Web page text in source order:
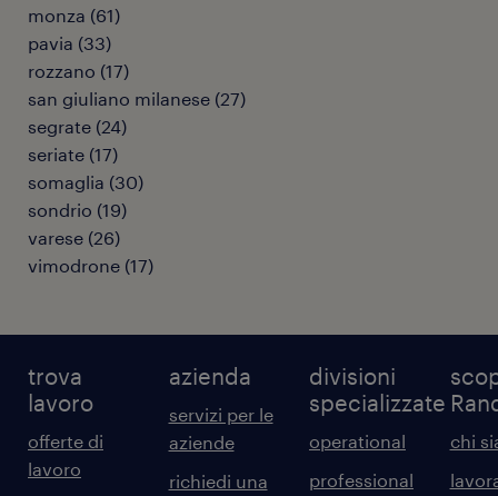
monza (61)
pavia (33)
rozzano (17)
san giuliano milanese (27)
segrate (24)
seriate (17)
somaglia (30)
sondrio (19)
varese (26)
vimodrone (17)
trova
lavoro
offerte di
lavoro
azienda
servizi per le
aziende
richiedi una
divisioni
specializzate
operational
professional
chi